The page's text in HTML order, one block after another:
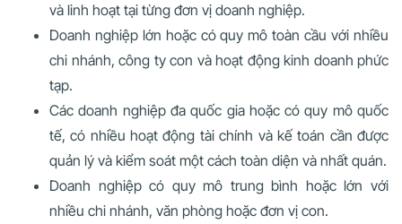
và linh hoạt tại từng đơn vị doanh nghiệp.
Doanh nghiệp lớn hoặc có quy mô toàn cầu với nhiều
chi nhánh, công ty con và hoạt động kinh doanh phức
tạp.
Các doanh nghiệp đa quốc gia hoặc có quy mô quốc
tế, có nhiều hoạt động tài chính và kế toán cần được
quản lý và kiểm soát một cách toàn diện và nhất quán.
Doanh nghiệp có quy mô trung bình hoặc lớn với
nhiều chi nhánh, văn phòng hoặc đơn vị con.